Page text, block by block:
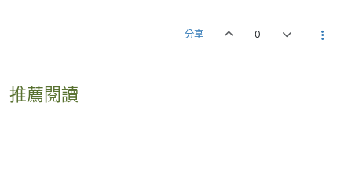
分享 0
推薦閱讀